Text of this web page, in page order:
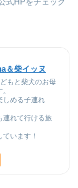
式HPをチェック
＆柴イッヌ
もと柴犬のお母
しめる子連れ
連れて行ける旅
ています！